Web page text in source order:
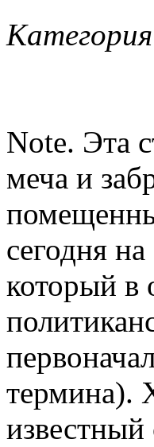
Note. Эта
меча и
сегодня
который в
термина).
известный